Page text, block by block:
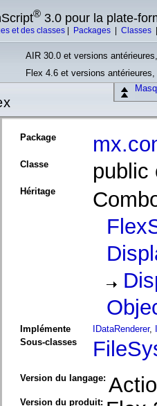
® 3.0 pour la plate-
et des classes Packages Classes
AIR 30.0 et versions
Flex 4.6 et versions
Package
Classe public
Héritage
Implémente IDataRenderer,
Sous-classes
Version du langage:
Version du produit: